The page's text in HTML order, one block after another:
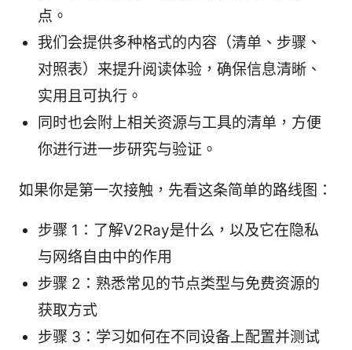
点。
我们会提供多种格式的内容（清单、步骤、
对照表）来提升阅读体验，确保信息清晰、
实用且可执行。
同时也会附上相关资源与工具的清单，方便
你进行进一步研究与验证。
如果你是第一次接触，先看这条简单的路线图：
步骤 1：了解V2Ray是什么，以及它在隐私
与网络自由中的作用
步骤 2：熟悉常见的节点类型与免费资源的
获取方式
步骤 3：学习如何在不同设备上配置并测试